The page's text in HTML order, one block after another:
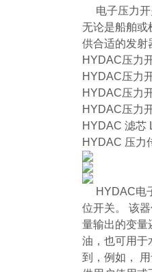
电子压力开
无论是船舶或
供合适的发射
HYDAC压力
HYDAC压力
HYDAC压力
HYDAC压力
HYDAC 滤芯
HYDAC 压力
HYDAC电
位开关。 该
量输出的变量
油，也可用于
到，例如，